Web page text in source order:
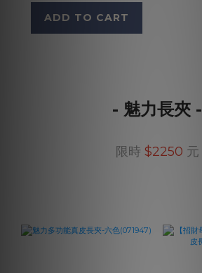
ADD TO CART
- 魅力長夾 -
限時 $2250 元